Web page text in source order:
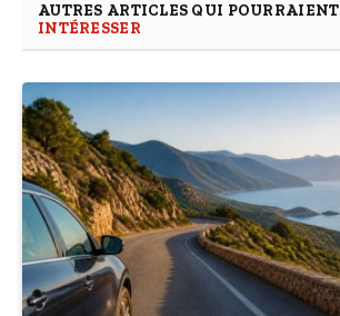
AUTRES ARTICLES QUI POURRAIENT
INTÉRESSER